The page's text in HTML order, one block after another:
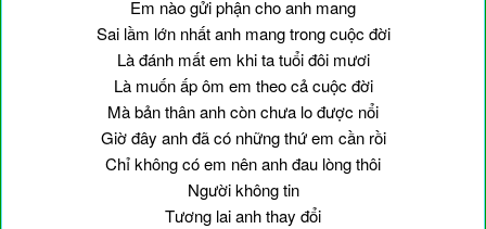
Em nào gửi phận cho anh mang
Sai lầm lớn nhất anh mang trong cuộc đời
Là đánh mất em khi ta tuổi đôi mươi
Là muốn ấp ôm em theo cả cuộc đời
Mà bản thân anh còn chưa lo được nổi
Giờ đây anh đã có những thứ em cần rồi
Chỉ không có em nên anh đau lòng thôi
Người không tin
Tương lai anh thay đổi